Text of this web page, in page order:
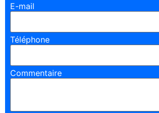
E-mail
Téléphone
Commentaire